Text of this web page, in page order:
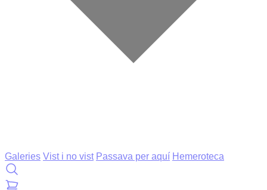
Galeries Vist i no vist Passava per aquí Hemeroteca